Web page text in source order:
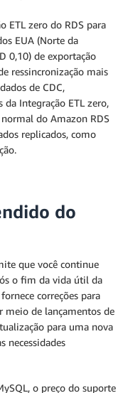
ETL zero do RDS para
EUA (Norte da
0,10) de exportação
ressincronização mais
de CDC,
Integração ETL zero,
do Amazon RDS
replicados, como
do
que você continue
o fim da vida útil da
correções para
meio de lançamentos de
para uma nova
necessidades
o preço do suporte